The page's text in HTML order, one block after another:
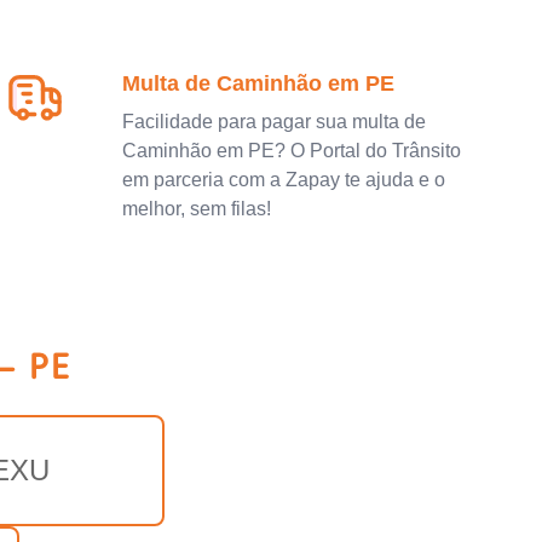
Multa de Caminhão em PE
Facilidade para pagar sua multa de
Caminhão em PE? O Portal do Trânsito
em parceria com a Zapay te ajuda e o
melhor, sem filas!
PE